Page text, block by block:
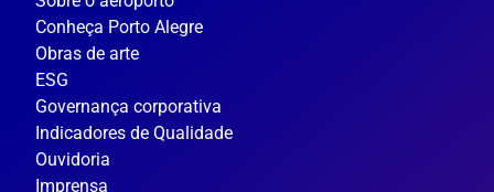
Conheça Porto Alegre
Obras de arte
ESG
Governança corporativa
Indicadores de Qualidade
Ouvidoria
Imprensa